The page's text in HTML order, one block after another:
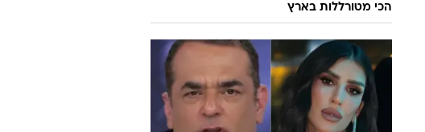
הכי מטורללות בארץ